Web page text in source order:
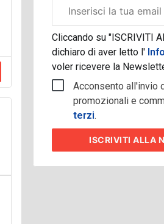
aziendale
Cliccando su "ISCRIVITI
dichiaro di aver letto l'
voler ricevere la
Acconsento all'invio
promozionali e
terzi.
ISCRIVITIALLA